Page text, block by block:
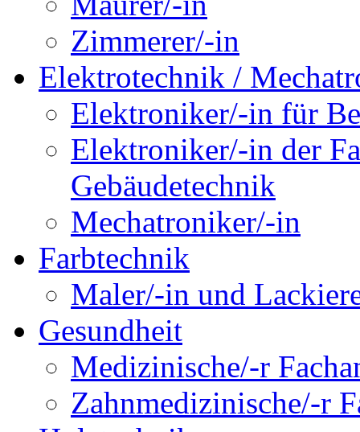
Zimmerer/-in
Elektrotechnik /
Elektroniker/-in für
Elektroniker/-in der
Gebäudetechnik
Mechatroniker/-in
Farbtechnik
Maler/-in und
Gesundheit
Medizinische/-r
Zahnmedizinische/-r